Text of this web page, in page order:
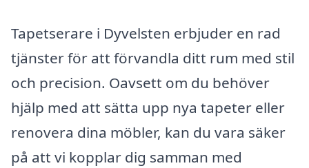
Tapetserare i Dyvelsten erbjuder en rad
tjänster för att förvandla ditt rum med stil
och precision. Oavsett om du behöver
hjälp med att sätta upp nya tapeter eller
renovera dina möbler, kan du vara säker
på att vi kopplar dig samman med